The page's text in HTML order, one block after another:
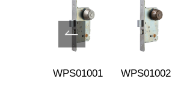
WPS01001 WPS01002